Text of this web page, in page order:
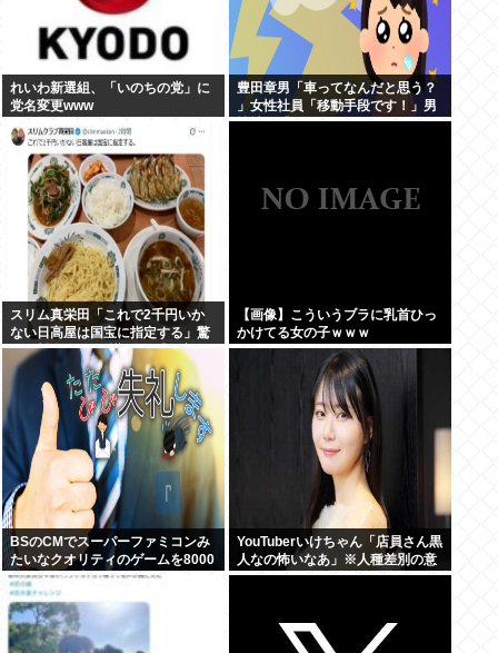
れいわ新選組、「いのちの党」に
党名変更www
豊田章男「車ってなんだと思う？
」女性社員「移動手段です！」男
性社員「…w」
スリム真栄田「これで2千円いか
ない日高屋は国宝に指定する」驚
異の料金&量に反響続々「日高屋
恐るべし！」
【画像】こういうブラに乳首ひっ
かけてる女の子ｗｗｗ
BSのCMでスーパーファミコンみ
たいなクオリティのゲームを8000
円ぐらいで売ってるでしょ
YouTuberいけちゃん「店員さん黒
人なの怖いなあ」※人種差別の意
図はありません